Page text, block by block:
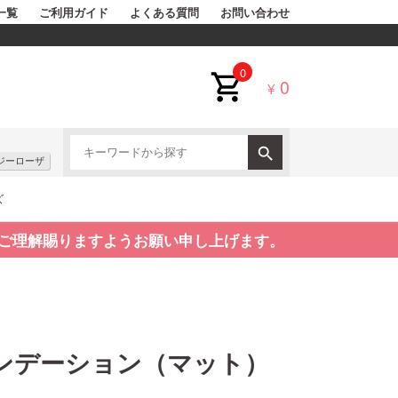
覧 ご利用ガイド よくある質問 お問い合わせ
0
¥ 0
ーローザ
解賜りますようお願い申し上げます。
ーション（マット）